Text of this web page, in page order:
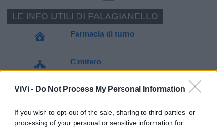
ViVi - Do Not Process My Personal Information
If you wish to opt-out of the sale, sharing to third parties, or
processing of your personal or sensitive information for
Farmacia di turno
Cimitero
Ufficio Postale
Guardia Medica
LE INFO UTILI DI PALAGIANELLO